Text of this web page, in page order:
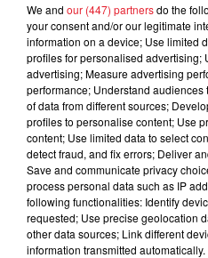
Cassie
masculine
Des vitres
entre...
We and our (447) partnersdo the
your consent and/or our legitimate
information on a device; Use limited
profiles for personalised advertising;
advertising; Measure advertising
performance; Understand
of data from different sources;
profiles to personalise content; Use
content; Use limited data to select
detect fraud, and fix errors; Deliver
Save and communicate privacy
process personal data such as IP
following functionalities: Identify
requested; Use precise geolocation
other data sources; Link different
information transmitted automatically.